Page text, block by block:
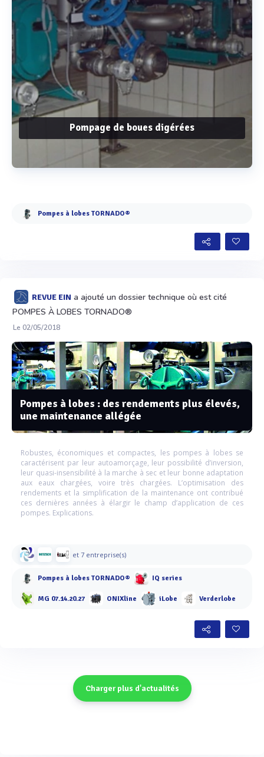
Pompage de boues digérées
Voir plus
Pompes à lobes TORNADO®
REVUE EIN a ajouté un dossier technique où est cité
POMPES À LOBES TORNADO®
Le 02/05/2018
Pompes à lobes : des rendements plus élevés,
une maintenance allégée
Robustes, économiques et compactes, les pompes à lobes se
caractérisent par leur autoamorçage, leur possibilité d’inversion,
leur quasi-insensibilité à la marche à sec et leur bonne adaptation
aux eaux chargées, voire très chargées. L’optimisation des
rendements et la simplification de la maintenance ont contribué
ces dernières années à élargir le champ d’application de ces
pompes. Explications.
et 7 entreprise(s)
Pompes à lobes TORNADO® IQ series
MG 07.14.20.27 ONIXline iLobe Verderlobe
Charger plus d'actualités